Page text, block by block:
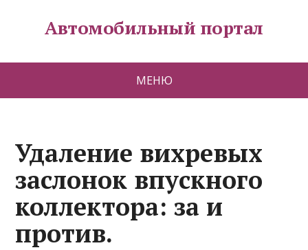
Автомобильный портал
МЕНЮ
Удаление вихревых
заслонок впускного
коллектора: за и
против.